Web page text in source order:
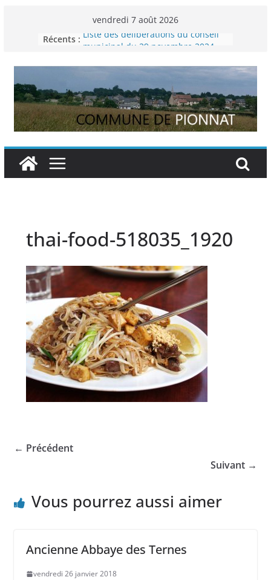
vendredi 7 août 2026
Récents : Liste des délibérations du conseil
Permanence France Lyme
Voyager en Europe pour les jeunes
Enquête INSEE
Liste des délibérations du conseil
municipal en date du 5/12/2024
thai-food-518035_1920
← Précédent
Suivant →
Vous pourrez aussi aimer
Ancienne Abbaye des Ternes
vendredi 26 janvier 2018